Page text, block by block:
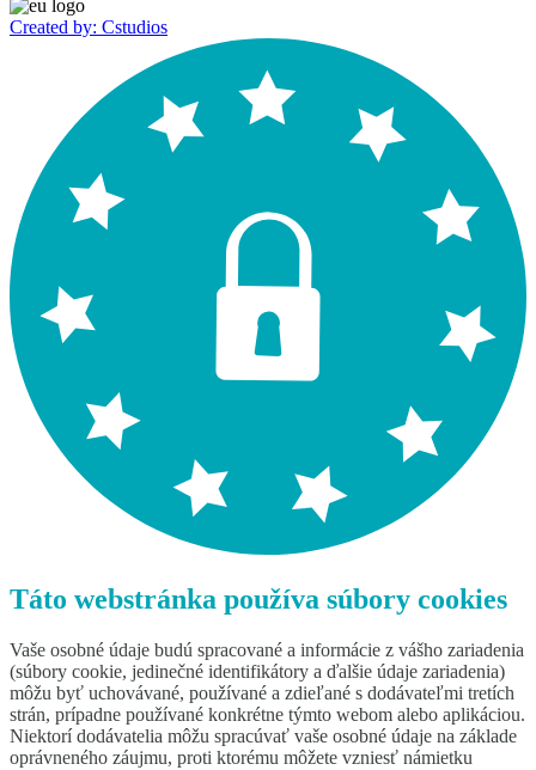
Created by: Cstudios
Táto webstránka používa súbory cookies
Vaše osobné údaje budú spracované a informácie z vášho zariadenia
(súbory cookie, jedinečné identifikátory a ďalšie údaje zariadenia)
môžu byť uchovávané, používané a zdieľané s dodávateľmi tretích
strán, prípadne používané konkrétne týmto webom alebo aplikáciou.
Niektorí dodávatelia môžu spracúvať vaše osobné údaje na základe
oprávneného záujmu, proti ktorému môžete vzniesť námietku